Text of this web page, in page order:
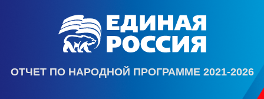
ОТЧЕТ ПО НАРОДНОЙ ПРОГРАММЕ 2021-2026